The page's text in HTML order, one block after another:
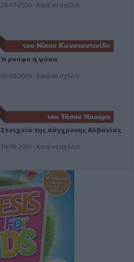
24-07-2026 - Κανένα σχόλιο
Ή ρούφα ή φύσα
03-08-2026 - Κανένα σχόλιο
Στοιχεία της σύγχρονης Αλβανίας
19-06-2026 - Κανένα σχόλιο